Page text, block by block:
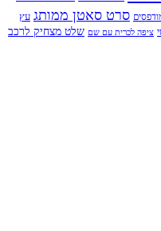
סרט סאטן ממותג עץ
ציפה לכרית עם שם שלט מצחיק לרכב